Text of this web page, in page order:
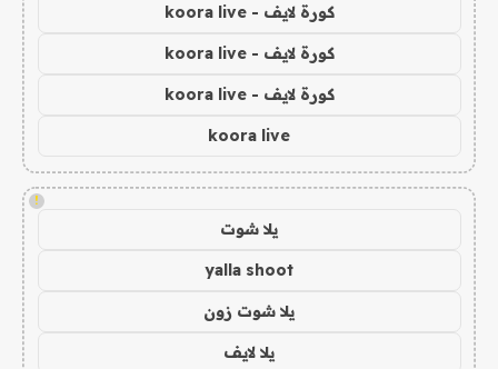
كورة لايف - koora live
كورة لايف - koora live
كورة لايف - koora live
koora live
!
يلا شوت
yalla shoot
يلا شوت زون
يلا لايف